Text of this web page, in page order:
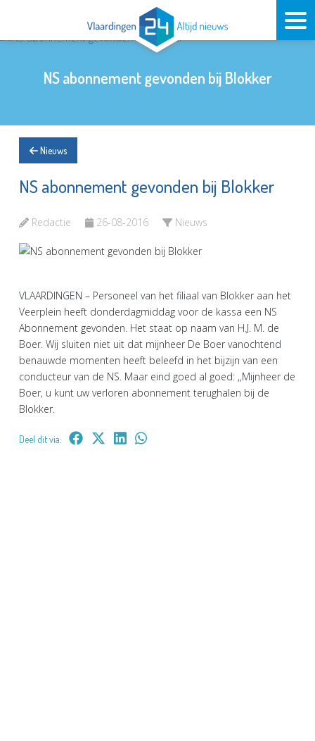
NS abonnement gevonden bij Blokker
Nieuws
NS abonnement gevonden bij Blokker
Redactie 26-08-2016 Nieuws
VLAARDINGEN – Personeel van het filiaal van Blokker aan het
Veerplein heeft donderdagmiddag voor de kassa een NS
Abonnement gevonden. Het staat op naam van H.J. M. de
Boer. Wij sluiten niet uit dat mijnheer De Boer vanochtend
benauwde momenten heeft beleefd in het bijzijn van een
conducteur van de NS. Maar eind goed al goed: ,,Mijnheer de
Boer, u kunt uw verloren abonnement terughalen bij de
Blokker.
Deel dit via: